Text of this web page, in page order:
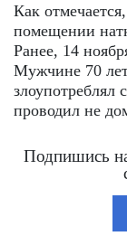
Как
помещении
Ранее, 14
Мужчине 70
проводил не
Подпишись